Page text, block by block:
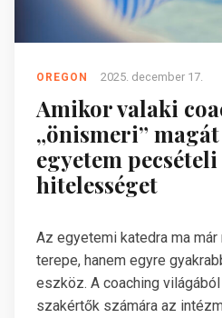
OREGON 2025. december 17.
Amikor valaki
„önismeri” magát
egyetem
hitelességet
Az egyetemi katedra ma
terepe, hanem egyre
eszköz. A coaching
szakértők számára az